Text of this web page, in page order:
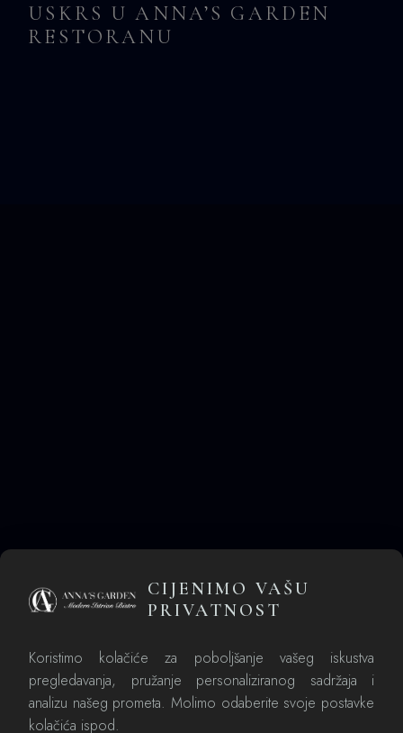
USKRS U ANNA’S GARDEN
RESTORANU
Pon - ned: 08:00 – 23:00 h
CIJENIMO VAŠU
PRIVATNOST
Koristimo kolačiće za poboljšanje vašeg iskustva
pregledavanja, pružanje personaliziranog sadržaja i
analizu našeg prometa. Molimo odaberite svoje postavke
kolačića ispod.